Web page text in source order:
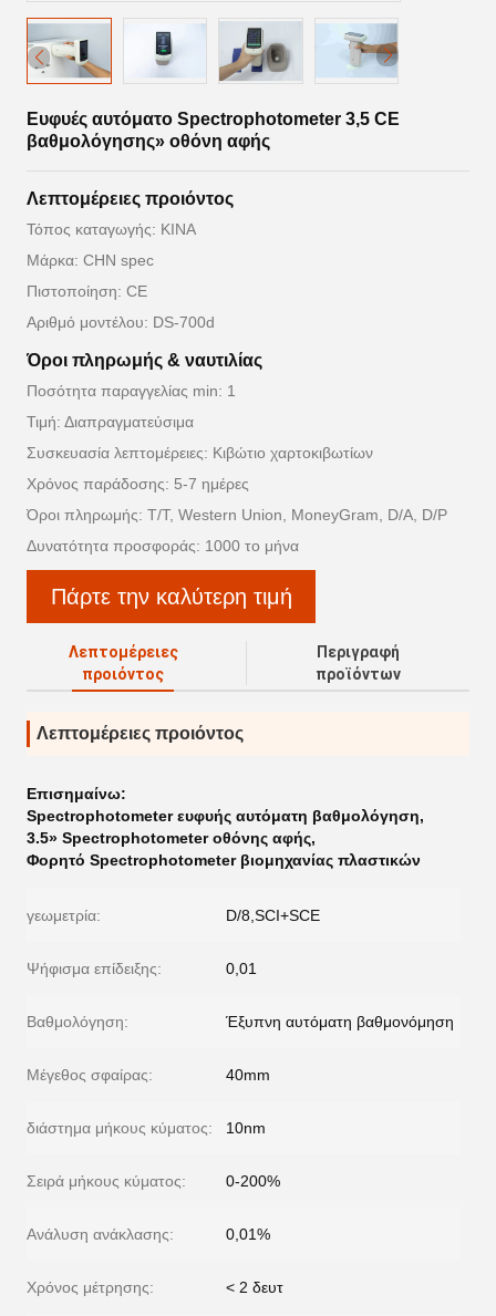
Ευφυές αυτόματο Spectrophotometer 3,5 CE
βαθμολόγησης» οθόνη αφής
Λεπτομέρειες προιόντος
Τόπος καταγωγής: ΚΙΝΑ
Μάρκα: CHN spec
Πιστοποίηση: CE
Αριθμό μοντέλου: DS-700d
Όροι πληρωμής & ναυτιλίας
Ποσότητα παραγγελίας min: 1
Τιμή: Διαπραγματεύσιμα
Συσκευασία λεπτομέρειες: Κιβώτιο χαρτοκιβωτίων
Χρόνος παράδοσης: 5-7 ημέρες
Όροι πληρωμής: T/T, Western Union, MoneyGram, D/A, D/P
Δυνατότητα προσφοράς: 1000 το μήνα
Πάρτε την καλύτερη τιμή
Λεπτομέρειες
προιόντος
Περιγραφή
προϊόντων
Λεπτομέρειες προιόντος
Επισημαίνω:
Spectrophotometer ευφυής αυτόματη βαθμολόγηση,
3.5» Spectrophotometer οθόνης αφής,
Φορητό Spectrophotometer βιομηχανίας πλαστικών
γεωμετρία: D/8,SCI+SCE
Ψήφισμα επίδειξης: 0,01
Βαθμολόγηση: Έξυπνη αυτόματη βαθμονόμηση
Μέγεθος σφαίρας: 40mm
διάστημα μήκους κύματος: 10nm
Σειρά μήκους κύματος: 0-200%
Ανάλυση ανάκλασης: 0,01%
Χρόνος μέτρησης: < 2 δευτ